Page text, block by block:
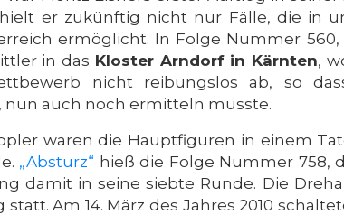
er zukünftig nicht nur Fälle, die in
ermöglicht. In Folge Nummer
in das Kloster Arndorf in Kärnten,
nicht reibungslos ab, so
auch noch ermitteln musste.
waren die Hauptfiguren in einem
„Absturz“ hieß die Folge Nummer 758,
damit in seine siebte Runde. Die
Am 14. März des Jahres 2010